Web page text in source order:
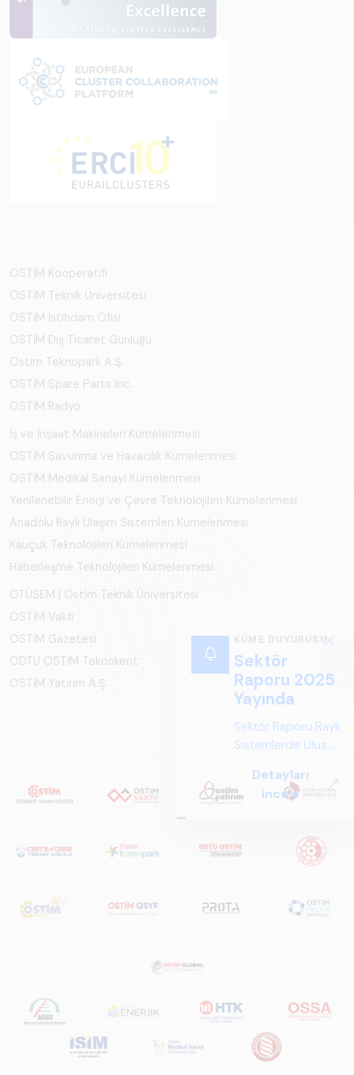
KÜME DUYURUSU
Sektör
Raporu 2025
Yayında
Sektör Raporu Raylı
Sistemlerde Ulusal
Perspektif ARUS
tarafından
Sistemlerde Ulusal
ve Küresel
Türkiye ve dünya
ekosistem yapısı
ve gelecek
perspektifi
açısından kapsamlı
Detayları
incele
OSTİM Kooperatifi
OSTİM Teknik Üniversitesi
OSTİM İstihdam Ofisi
OSTİM Dış Ticaret Günlüğü
Ostim Teknopark A.Ş.
OSTİM Spare Parts Inc.
OSTİM Radyo
İş ve İnşaat Makineleri Kümelenmesi
OSTİM Savunma ve Havacılık Kümelenmesi
OSTİM Medikal Sanayi Kümelenmesi
Yenilenebilir Enerji ve Çevre Teknolojileri Kümelenmesi
Anadolu Raylı Ulaşım Sistemleri Kümelenmesi
Kauçuk Teknolojileri Kümelenmesi
Haberleşme Teknolojileri Kümelenmesi
OTÜSEM | Ostim Teknik Üniversitesi
OSTİM Vakfı
OSTİM Gazetesi
ODTÜ OSTİM Teknokent
OSTİM Yatırım A.Ş.